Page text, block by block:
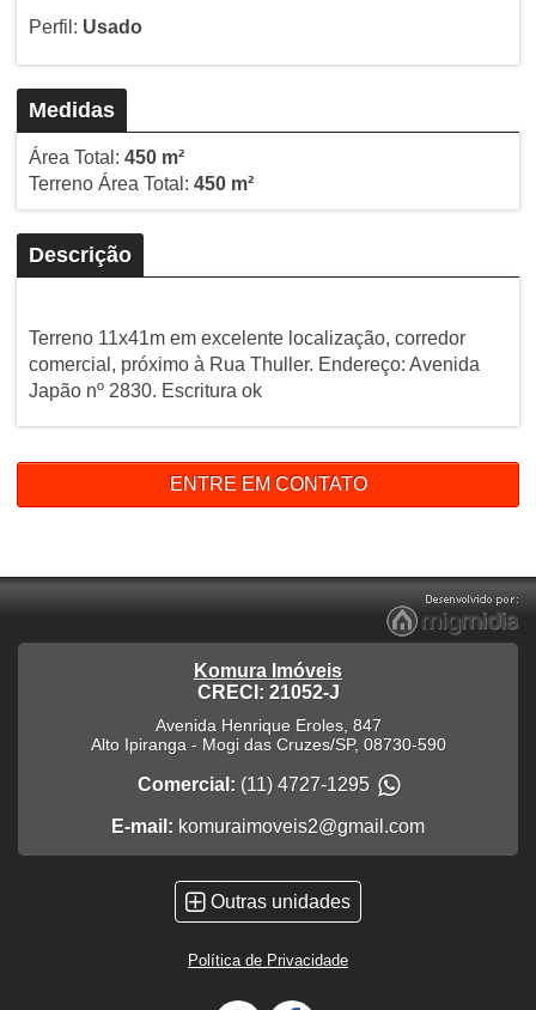
Perfil: Usado
Medidas
Área Total: 450 m²
Terreno Área Total: 450 m²
Descrição
Terreno 11x41m em excelente localização, corredor
comercial, próximo à Rua Thuller. Endereço: Avenida
Japão nº 2830. Escritura ok
ENTRE EM CONTATO
Komura Imóveis
CRECI: 21052-J
Avenida Henrique Eroles, 847
Alto Ipiranga - Mogi das Cruzes/SP, 08730-590
Comercial: (11) 4727-1295
E-mail: komuraimoveis2@gmail.com
Outras unidades
Política de Privacidade